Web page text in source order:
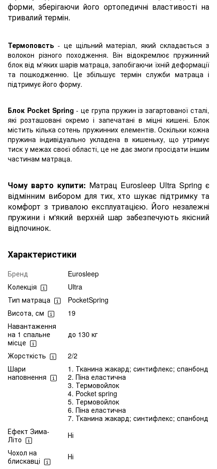
форми, зберігаючи його ортопедичні властивості на
тривалий термін.
Термоповсть - це щільний матеріал, який складається з
волокон різного походження. Він відокремлює пружинний
блок від м'яких шарів матраца, запобігаючи їхній деформації
та пошкодженню. Це збільшує термін служби матраца і
підтримує його форму.
Блок Pocket Spring - це група пружин із загартованої сталі,
які розташовані окремо і запечатані в міцні кишені. Блок
містить кілька сотень пружинних елементів. Оскільки кожна
пружина індивідуально укладена в кишеньку, що утримує
тиск у межах своєї області, це не дає змоги просідати іншим
частинам матраца.
Чому варто купити: Матрац Eurosleep Ultra Spring є
відмінним вибором для тих, хто шукає підтримку та
комфорт з тривалою експлуатацією. Його незалежні
пружини і м'який верхній шар забезпечують якісний
відпочинок.
Характеристики
Бренд
Eurosleep
Колекція
Ultra
Тип матраца
PocketSpring
Висота, см
19
Навантаження
на 1 спальне
місце
до 130 кг
Жорсткість
2/2
Шари
наповнення
1. Тканина жакард; синтифлекс; спанбонд
2. Піна еластична
3. Термовойлок
4. Pocket spring
5. Термовойлок
6. Піна еластична
7. Тканина жакард; синтифлекс; спанбонд
Ефект Зима-
Літо
Ні
Чохол на
блискавці
Ні